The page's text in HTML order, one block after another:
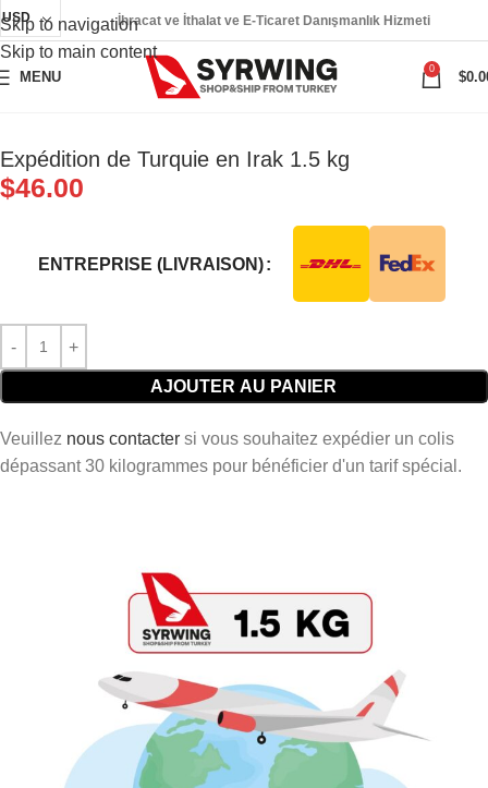
Skip to navigation
Skip to main content
USD İhracat ve İthalat ve E-Ticaret Danışmanlık Hizmeti
MENU
0
$
Expédition de Turquie en Irak 1.5 kg
$46.00
ENTREPRISE (LIVRAISON)
AJOUTER AU PANIER
Veuillez nous contacter si vous souhaitez expédier un colis
dépassant 30 kilogrammes pour bénéficier d'un tarif spécial.